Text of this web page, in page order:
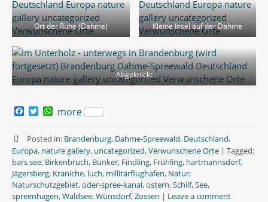
Ort der Ruhe (Dahme) Kleine Insel auf der Dahme
Abgeknickt
c
e
b
o
o
k
T
i
t
t
e
r
W
a
t
s
A
p
p
more
Posted in: Brandenburg, Dahme-Spreewald, Deutschland,
Europa, nature gallery, uncategorized,Verwunschene Orte | Tagged:
bars see, Birkenbruch, Bunker, Findling, Frühling, hartmannsdorf,
Jägersberg, Kraniche, luch, millitärflughafen, Natur,
Naturschutzgebiet,oder-spree-kanal,ostern,Schilf,See,
spreenhagen,Waldsee,Wünsdorf,Zossen | Leave a comment